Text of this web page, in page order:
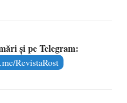
și pe Telegram:
RevistaRost